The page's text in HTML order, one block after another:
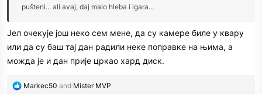
pušteni... ali avaj, daj malo hleba i igara...
Јел очекује још неко сем мене, да су камере биле у квару
или да су баш тај дан радили неке поправке на њима, а
можда је и дан прије цркао хард диск.
R
Markec50 and Mister MVP